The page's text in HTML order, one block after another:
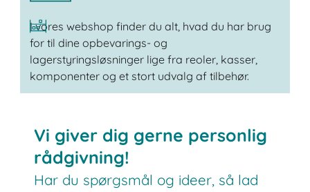
I vores webshop finder du alt, hvad du har brug
for til dine opbevarings- og
lagerstyringsløsninger lige fra reoler, kasser,
komponenter og et stort udvalg af tilbehør.
Vi giver dig gerne personlig
rådgivning!
Har du spørgsmål og ideer, så lad